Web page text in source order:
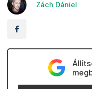
Zách Dániel